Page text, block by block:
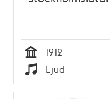
Tid
1912
Typ
Ljud